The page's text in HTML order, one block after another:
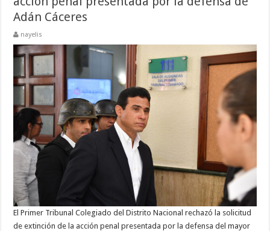
Adán Cáceres
nayelis
El Primer Tribunal Colegiado del Distrito Nacional rechazó la solicitud
de extinción de la acción penal presentada por la defensa del mayor